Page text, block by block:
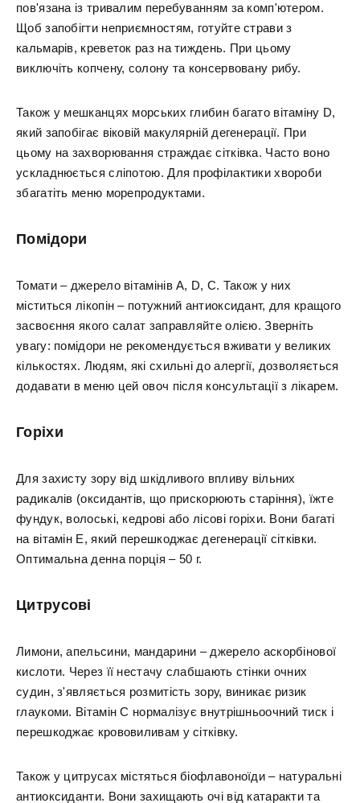
пов'язана із тривалим перебуванням за комп'ютером.
Щоб запобігти неприємностям, готуйте страви з
кальмарів, креветок раз на тиждень. При цьому
виключіть копчену, солону та консервовану рибу.
Також у мешканцях морських глибин багато вітаміну D,
який запобігає віковій макулярній дегенерації. При
цьому на захворювання страждає сітківка. Часто воно
ускладнюється сліпотою. Для профілактики хвороби
збагатіть меню морепродуктами.
Помідори
Томати – джерело вітамінів A, D, C. Також у них
міститься лікопін – потужний антиоксидант, для кращого
засвоєння якого салат заправляйте олією. Зверніть
увагу: помідори не рекомендується вживати у великих
кількостях. Людям, які схильні до алергії, дозволяється
додавати в меню цей овоч після консультації з лікарем.
Горіхи
Для захисту зору від шкідливого впливу вільних
радикалів (оксидантів, що прискорюють старіння), їжте
фундук, волоські, кедрові або лісові горіхи. Вони багаті
на вітамін Е, який перешкоджає дегенерації сітківки.
Оптимальна денна порція – 50 г.
Цитрусові
Лимони, апельсини, мандарини – джерело аскорбінової
кислоти. Через її нестачу слабшають стінки очних
судин, з'являється розмитість зору, виникає ризик
глаукоми. Вітамін С нормалізує внутрішньоочний тиск і
перешкоджає крововиливам у сітківку.
Також у цитрусах містяться біофлавоноїди – натуральні
антиоксиданти. Вони захищають очі від катаракти та